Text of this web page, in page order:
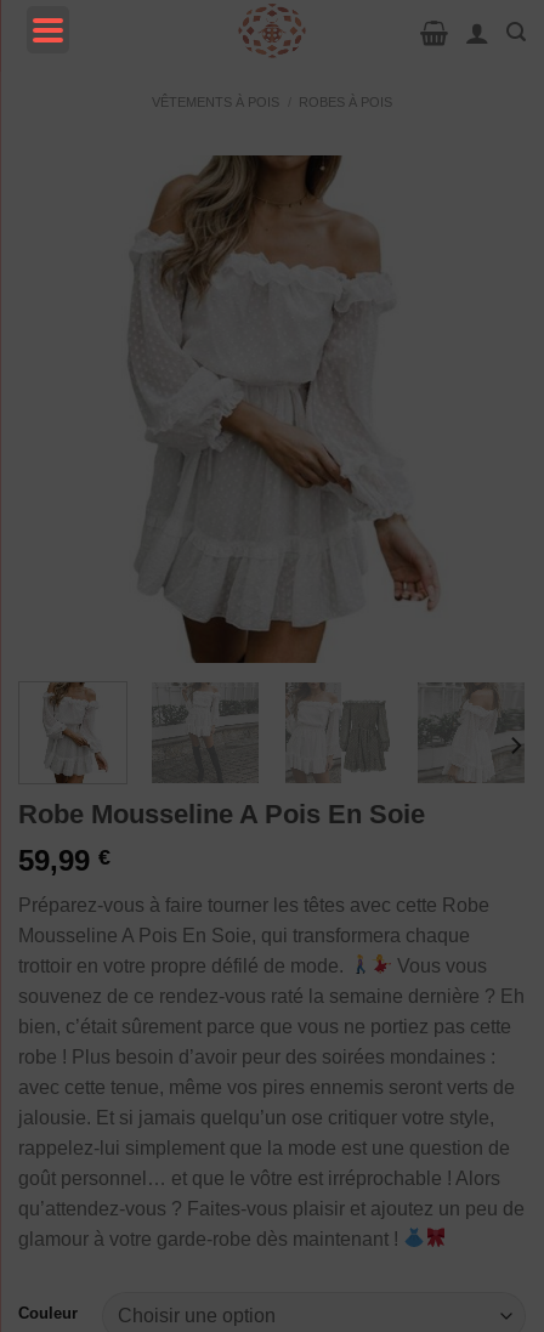
Passer
VÊTEMENTS À POIS ROBES À POIS
Robe Mousseline A Pois En Soie
59,99 €
Préparez-vous à faire tourner les têtes avec cette Robe
Mousseline A Pois En Soie, qui transformera chaque
trottoir en votre propre défilé de mode.
Vous vous
souvenez de ce rendez-vous raté la semaine dernière ? Eh
bien, c’était sûrement parce que vous ne portiez pas cette
robe ! Plus besoin d’avoir peur des soirées mondaines :
avec cette tenue, même vos pires ennemis seront verts de
jalousie. Et si jamais quelqu’un ose critiquer votre style,
rappelez-lui simplement que la mode est une question de
goût personnel… et que le vôtre est irréprochable ! Alors
qu’attendez-vous ? Faites-vous plaisir et ajoutez un peu de
glamour à votre garde-robe dès maintenant !
Couleur